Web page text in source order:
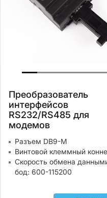
Преобразователь
интерфейсов
RS232/RS485 для
модемов
Разъем DB9-M
Винтовой клеммный
Скорость обмена
бод: 600-115200